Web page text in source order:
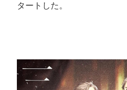
タートした。